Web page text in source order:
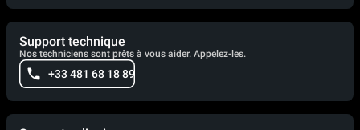
Support technique
Nos techniciens sont prêts à vous aider. Appelez-les.
+33 481 68 18 89